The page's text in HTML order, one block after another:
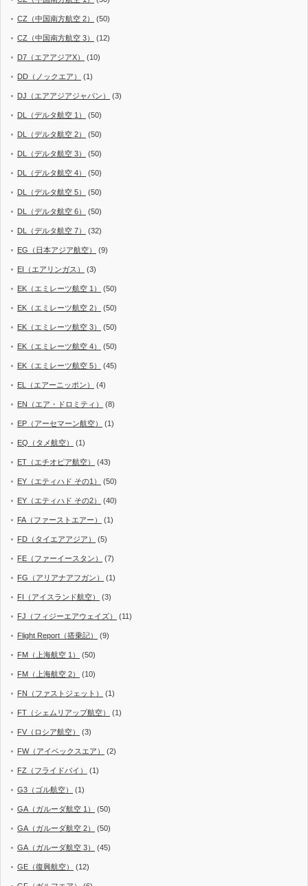
CZ（中国南方航空 2） (50)
CZ（中国南方航空 3） (12)
D7（エアアジアX） (10)
DD（ノックエア） (1)
DJ（エアアジアジャパン） (3)
DL（デルタ航空 1） (50)
DL（デルタ航空 2） (50)
DL（デルタ航空 3） (50)
DL（デルタ航空 4） (50)
DL（デルタ航空 5） (50)
DL（デルタ航空 6） (50)
DL（デルタ航空 7） (32)
EG（日本アジア航空） (9)
EI（エアリンガス） (3)
EK（エミレーツ航空 1） (50)
EK（エミレーツ航空 2） (50)
EK（エミレーツ航空 3） (50)
EK（エミレーツ航空 4） (50)
EK（エミレーツ航空 5） (45)
EL（エアーニッポン） (4)
EN（エア・ドロミティ） (8)
EP（アーセマーン航空） (1)
EQ（タメ航空） (1)
ET（エチオピア航空） (43)
EY（エティハド その1） (50)
EY（エティハド その2） (40)
FA（ファーストエアー） (1)
FD（タイエアアジア） (5)
FE（ファーイースタン） (7)
FG（アリアナアフガン） (1)
FI（アイスランド航空） (3)
FJ（フィジーエアウェイズ） (11)
Flight Report（搭乗記） (9)
FM（上海航空 1） (50)
FM（上海航空 2） (10)
FN（ファストジェット） (1)
FT（シェムリアップ航空） (1)
FV（ロシア航空） (3)
FW（アイベックスエア） (2)
FZ（フライドバイ） (1)
G3（ゴル航空） (1)
GA（ガルーダ航空 1） (50)
GA（ガルーダ航空 2） (50)
GA（ガルーダ航空 3） (45)
GE（復興航空） (12)